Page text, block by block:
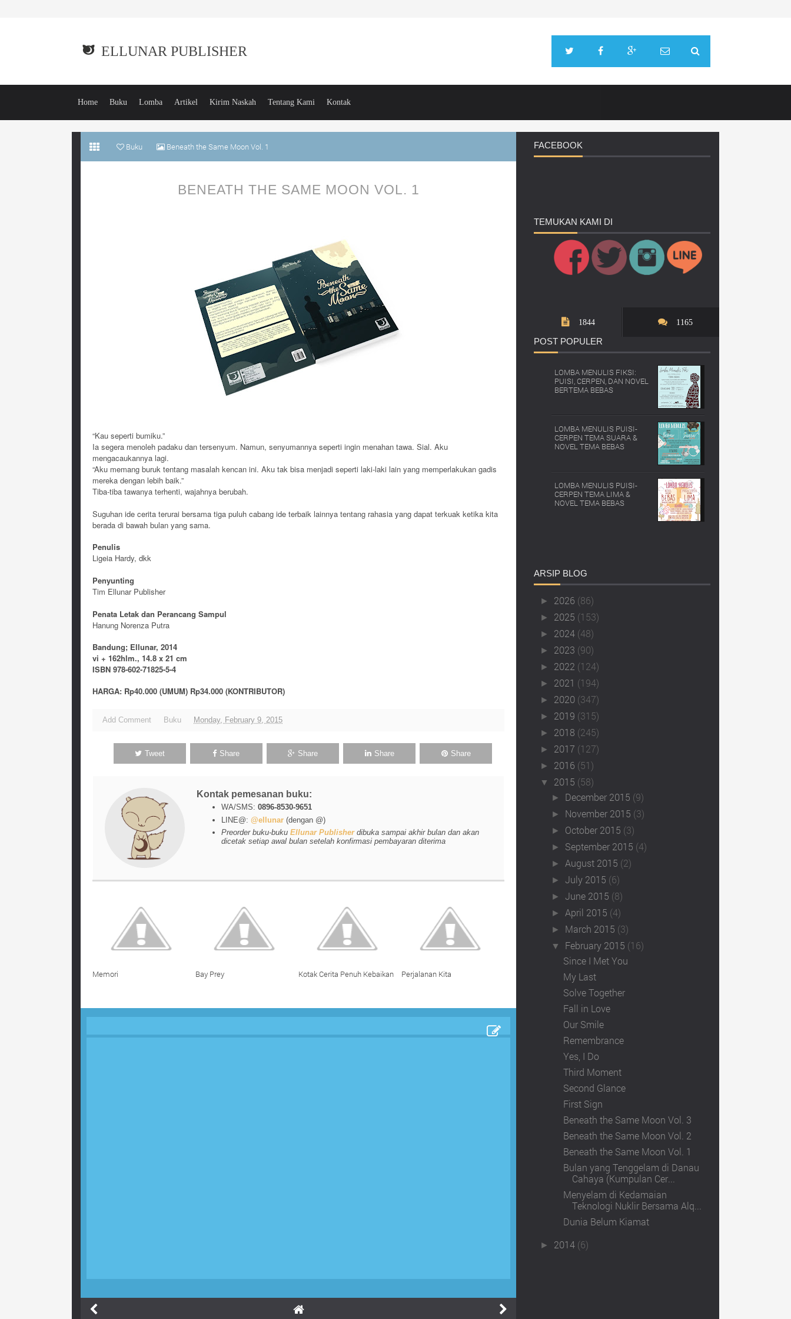
ELLUNAR PUBLISHER
Home Buku Lomba Artikel Kirim Naskah Tentang Kami Kontak
Buku Beneath the Same Moon Vol. 1
BENEATH THE SAME MOON VOL. 1
“Kau seperti bumiku.”
Ia segera menoleh padaku dan tersenyum. Namun, senyumannya seperti ingin menahan tawa. Sial. Aku
mengacaukannya lagi.
“Aku memang buruk tentang masalah kencan ini. Aku tak bisa menjadi seperti laki-laki lain yang memperlakukan gadis
mereka dengan lebih baik.”
Tiba-tiba tawanya terhenti, wajahnya berubah.
Suguhan ide cerita terurai bersama tiga puluh cabang ide terbaik lainnya tentang rahasia yang dapat terkuak ketika kita
berada di bawah bulan yang sama.
Penulis
Ligeia Hardy, dkk
Penyunting
Tim Ellunar Publisher
Penata Letak dan Perancang Sampul
Hanung Norenza Putra
Bandung; Ellunar, 2014
vi + 162hlm., 14.8 x 21 cm
ISBN 978-602-71825-5-4
HARGA: Rp40.000 (UMUM) Rp34.000 (KONTRIBUTOR)
Add Comment Buku Monday, February 9, 2015
Tweet Share Share Share Share
Kontak pemesanan buku:
WA/SMS:0896-8530-9651
LINE@:@ellunar (dengan @)
Preorder buku-bukuEllunar Publisherdibuka sampai akhir bulan dan akan
dicetak setiap awal bulan setelah konfirmasi pembayaran diterima
Memori Bay Prey Kotak Cerita Penuh Kebaikan Perjalanan Kita
FACEBOOK
TEMUKAN KAMI DI
1844 1165
POST POPULER
LOMBA MENULIS FIKSI:
PUISI, CERPEN, DAN NOVEL
BERTEMA BEBAS
LOMBA MENULIS PUISI-
CERPEN TEMA SUARA &
NOVEL TEMA BEBAS
LOMBA MENULIS PUISI-
CERPEN TEMA LIMA &
NOVEL TEMA BEBAS
ARSIP BLOG
► 2026 (86)
► 2025 (153)
► 2024 (48)
► 2023 (90)
► 2022 (124)
► 2021 (194)
► 2020 (347)
► 2019 (315)
► 2018 (245)
► 2017 (127)
► 2016 (51)
▼ 2015 (58)
► December 2015 (9)
► November 2015 (3)
► October 2015 (3)
► September 2015 (4)
► August 2015 (2)
►July 2015 (6)
►June 2015 (8)
► April 2015 (4)
► March 2015 (3)
▼ February 2015 (16)
Since I Met You
My Last
Solve Together
Fall in Love
Our Smile
Remembrance
Yes, I Do
Third Moment
Second Glance
First Sign
Beneath the Same Moon Vol. 3
Beneath the Same Moon Vol. 2
Beneath the Same Moon Vol. 1
Bulan yang Tenggelam di Danau
Cahaya (Kumpulan Cer...
Menyelam di Kedamaian
Teknologi Nuklir Bersama Alq...
Dunia Belum Kiamat
► 2014 (6)